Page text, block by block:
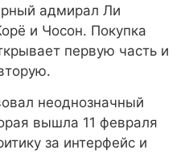
адмирал Ли
и Чосон. Покупка
первую часть и
неоднозначный
вышла 11 февраля
за интерфейс и